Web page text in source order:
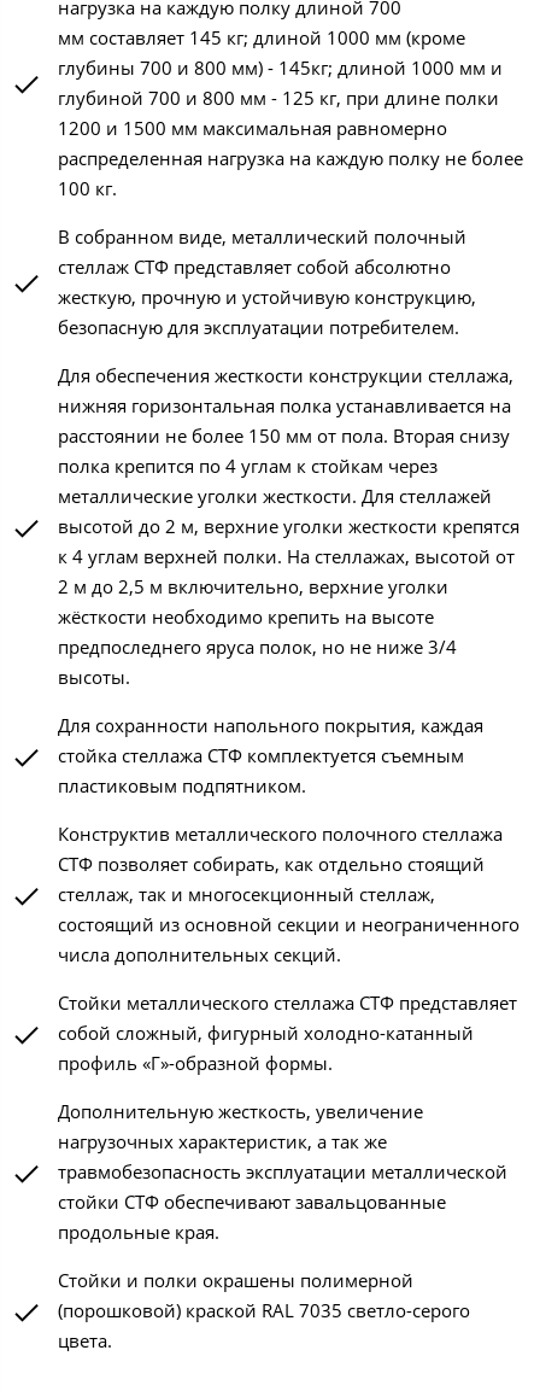
нагрузка на каждую полку длиной 700
мм составляет 145 кг; длиной 1000 мм (кроме
глубины 700 и 800 мм) - 145кг; длиной 1000 мм и
глубиной 700 и 800 мм - 125 кг, при длине полки
1200 и 1500 мм максимальная равномерно
распределенная нагрузка на каждую полку не более
100 кг.
В собранном виде, металлический полочный
стеллаж СТФ представляет собой абсолютно
жесткую, прочную и устойчивую конструкцию,
безопасную для эксплуатации потребителем.
Для обеспечения жесткости конструкции стеллажа,
нижняя горизонтальная полка устанавливается на
расстоянии не более 150 мм от пола. Вторая снизу
полка крепится по 4 углам к стойкам через
металлические уголки жесткости. Для стеллажей
высотой до 2 м, верхние уголки жесткости крепятся
к 4 углам верхней полки. На стеллажах, высотой от
2 м до 2,5 м включительно, верхние уголки
жёсткости необходимо крепить на высоте
предпоследнего яруса полок, но не ниже 3/4
высоты.
Для сохранности напольного покрытия, каждая
стойка стеллажа СТФ комплектуется съемным
пластиковым подпятником.
Конструктив металлического полочного стеллажа
СТФ позволяет собирать, как отдельно стоящий
стеллаж, так и многосекционный стеллаж,
состоящий из основной секции и неограниченного
числа дополнительных секций.
Стойки металлического стеллажа СТФ представляет
собой сложный, фигурный холодно-катанный
профиль «Г»-образной формы.
Дополнительную жесткость, увеличение
нагрузочных характеристик, а так же
травмобезопасность эксплуатации металлической
стойки СТФ обеспечивают завальцованные
продольные края.
Стойки и полки окрашены полимерной
(порошковой) краской RAL 7035 светло-серого
цвета.